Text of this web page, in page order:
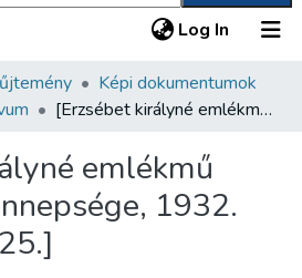
Log In (current)
Képi dokumentumok
[Erzsébet királyné emlékmű leleplezési ünnepsége, 1932. szeptember 25.]
emlékmű
1932.